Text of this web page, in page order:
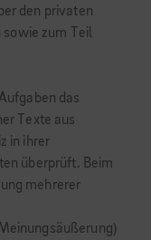
den privaten
sowie zum Teil
das
Texte aus
in ihrer
überprüft. Beim
mehrerer